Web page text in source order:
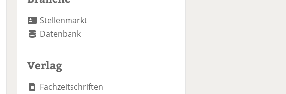
Stellenmarkt
Datenbank
Verlag
Fachzeitschriften